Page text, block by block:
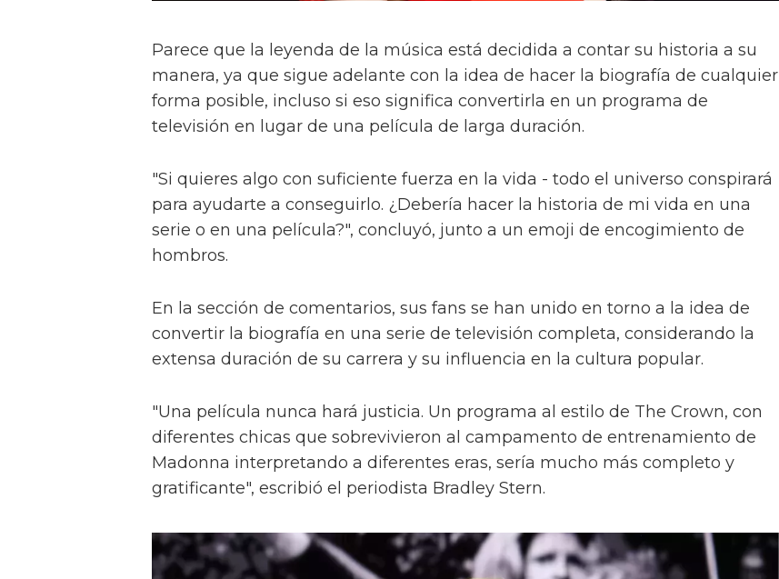
Parece que la leyenda de la música está decidida a contar su historia a su
manera, ya que sigue adelante con la idea de hacer la biografía de cualquier
forma posible, incluso si eso significa convertirla en un programa de
televisión en lugar de una película de larga duración.
"Si quieres algo con suficiente fuerza en la vida - todo el universo conspirará
para ayudarte a conseguirlo. ¿Debería hacer la historia de mi vida en una
serie o en una película?", concluyó, junto a un emoji de encogimiento de
hombros.
En la sección de comentarios, sus fans se han unido en torno a la idea de
convertir la biografía en una serie de televisión completa, considerando la
extensa duración de su carrera y su influencia en la cultura popular.
"Una película nunca hará justicia. Un programa al estilo de The Crown, con
diferentes chicas que sobrevivieron al campamento de entrenamiento de
Madonna interpretando a diferentes eras, sería mucho más completo y
gratificante", escribió el periodista Bradley Stern.